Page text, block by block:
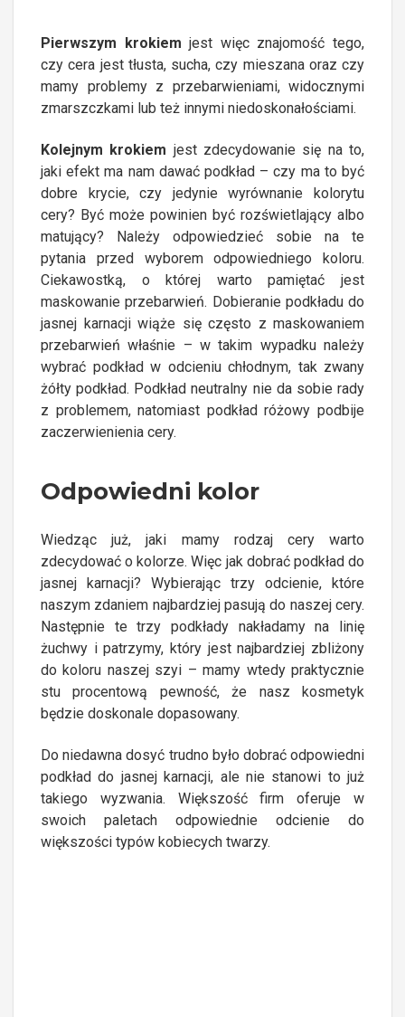
Pierwszym krokiem jest więc znajomość tego,
czy cera jest tłusta, sucha, czy mieszana oraz czy
mamy problemy z przebarwieniami, widocznymi
zmarszczkami lub też innymi niedoskonałościami.
Kolejnym krokiem jest zdecydowanie się na to,
jaki efekt ma nam dawać podkład – czy ma to być
dobre krycie, czy jedynie wyrównanie kolorytu
cery? Być może powinien być rozświetlający albo
matujący? Należy odpowiedzieć sobie na te
pytania przed wyborem odpowiedniego koloru.
Ciekawostką, o której warto pamiętać jest
maskowanie przebarwień. Dobieranie podkładu do
jasnej karnacji wiąże się często z maskowaniem
przebarwień właśnie – w takim wypadku należy
wybrać podkład w odcieniu chłodnym, tak zwany
żółty podkład. Podkład neutralny nie da sobie rady
z problemem, natomiast podkład różowy podbije
zaczerwienienia cery.
Odpowiedni kolor
Wiedząc już, jaki mamy rodzaj cery warto
zdecydować o kolorze. Więc jak dobrać podkład do
jasnej karnacji? Wybierając trzy odcienie, które
naszym zdaniem najbardziej pasują do naszej cery.
Następnie te trzy podkłady nakładamy na linię
żuchwy i patrzymy, który jest najbardziej zbliżony
do koloru naszej szyi – mamy wtedy praktycznie
stu procentową pewność, że nasz kosmetyk
będzie doskonale dopasowany.
Do niedawna dosyć trudno było dobrać odpowiedni
podkład do jasnej karnacji, ale nie stanowi to już
takiego wyzwania. Większość firm oferuje w
swoich paletach odpowiednie odcienie do
większości typów kobiecych twarzy.